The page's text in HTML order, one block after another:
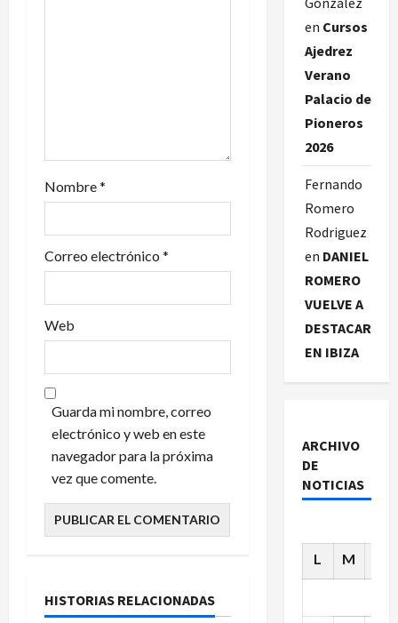
r
d
s
Nombre*
Correo electrónico *
Web
Guarda mi nombre, correo
electrónico y web en este
navegador para la próxima
vez que comente.
HISTORIAS RELACIONADAS
en Cursos
Ajedrez
Verano
Palacio de
Pioneros
2026
Fernando
Romero
Rodriguez
en DANIEL
ROMERO
VUELVE A
DESTACAR
EN IBIZA
ARCHIVO
DE
NOTICIAS
L M